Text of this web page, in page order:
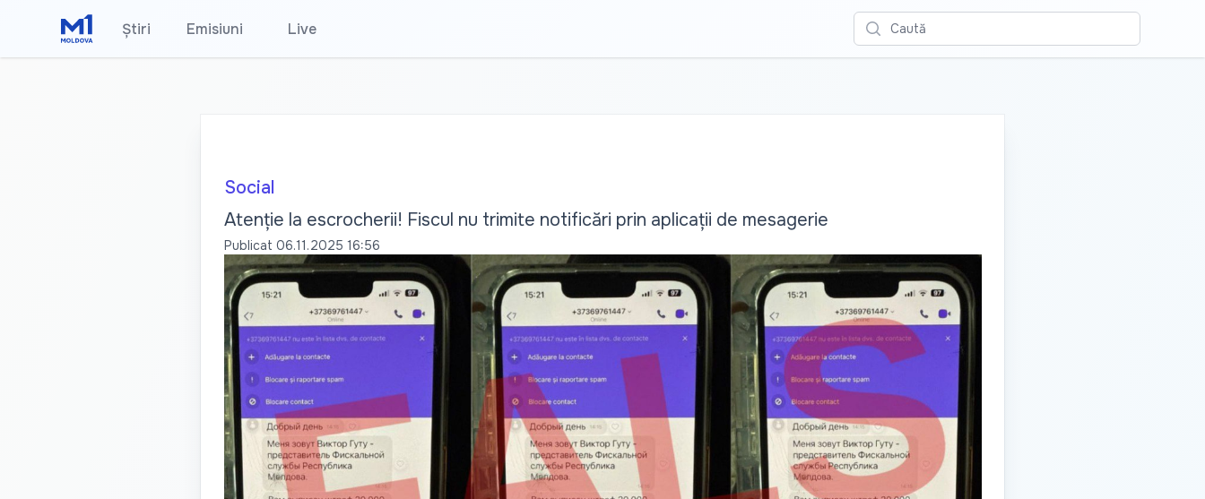
Știri Emisiuni Live Caută
Social
Atenție la escrocherii! Fiscul nu trimite notificări prin aplicații de mesagerie
Publicat 06.11.2025 16:56